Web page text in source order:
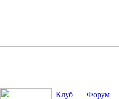
Клуб
Форум